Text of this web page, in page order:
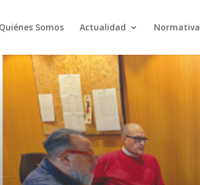
Quiénes Somos Actualidad Normativa